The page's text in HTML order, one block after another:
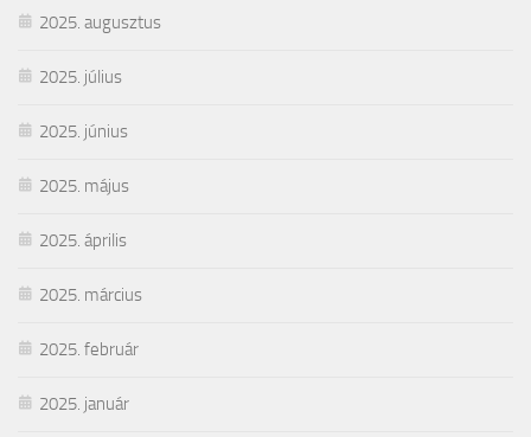
2025. augusztus
2025. július
2025. június
2025. május
2025. április
2025. március
2025. február
2025. január